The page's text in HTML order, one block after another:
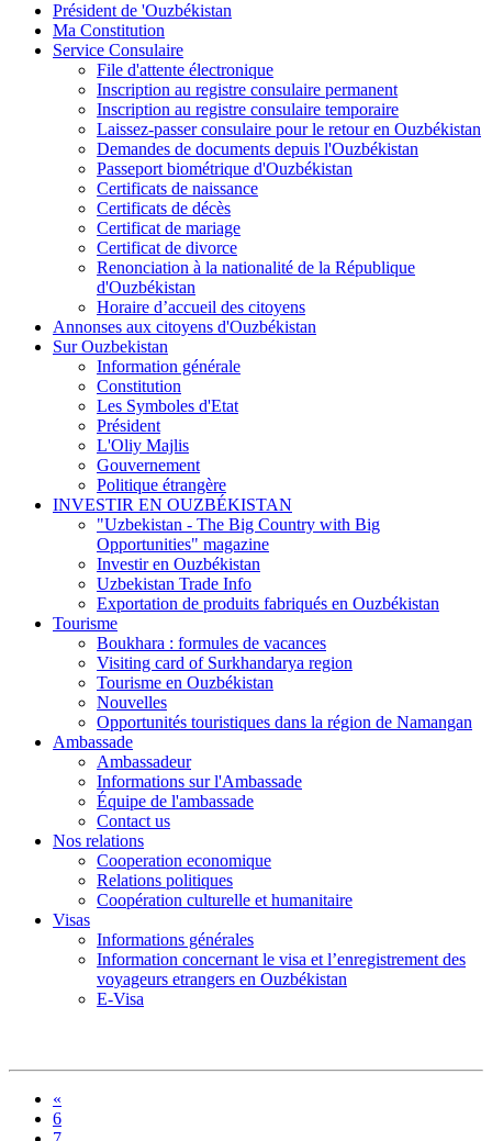
Président de 'Ouzbékistan
Ma Constitution
Service Consulaire
File d'attente électronique
Inscription au registre consulaire permanent
Inscription au registre consulaire temporaire
Laissez-passer consulaire pour le retour en Ouzbékistan
Demandes de documents depuis l'Ouzbékistan
Passeport biométrique d'Ouzbékistan
Certificats de naissance
Certificats de décès
Certificat de mariage
Certificat de divorce
Renonciation à la nationalité de la République
d'Ouzbékistan
Horaire d’accueil des citoyens
Annonses aux citoyens d'Ouzbékistan
Sur Ouzbekistan
Information générale
Constitution
Les Symboles d'Etat
Président
L'Oliy Majlis
Gouvernement
Politique étrangère
INVESTIR EN OUZBÉKISTAN
"Uzbekistan - The Big Country with Big
Opportunities" magazine
Investir en Ouzbékistan
Uzbekistan Trade Info
Exportation de produits fabriqués en Ouzbékistan
Tourisme
Boukhara : formules de vacances
Visiting card of Surkhandarya region
Tourisme en Ouzbékistan
Nouvelles
Opportunités touristiques dans la région de Namangan
Ambassade
Ambassadeur
Informations sur l'Ambassade
Équipe de l'ambassade
Contact us
Nos relations
Cooperation economique
Relations politiques
Coopération culturelle et humanitaire
Visas
Informations générales
Information concernant le visa et l’enregistrement des
voyageurs etrangers en Ouzbékistan
E-Visa
«
6